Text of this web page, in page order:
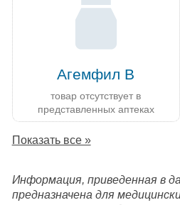
Агемфил В
товар отсутствует в
представленных аптеках
Показать все »
Информация, приведенная в
предназначена для